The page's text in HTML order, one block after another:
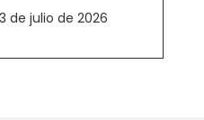
3 de julio de 2026